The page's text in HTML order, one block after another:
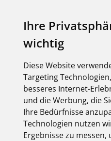
Ihre
wichtig
Diese Website
Targeting
besseres Internet-
und die Werbung, die
Ihre Bedürfnisse
Technologien nutzen
Ergebnisse zu messen,
in diesem Zusammenhang
vorteilhaft erwiesen -
Europa. Unsere
und Leistung. Sie nehmen
Konsumenten im
seit Jahrzehnten eine
Selbst in wirtschaftlich
sie durch Zuverlässigkeit,
Beständigkeit.